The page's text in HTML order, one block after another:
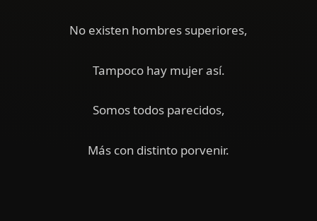
No existen hombres superiores,
Tampoco hay mujer así.
Somos todos parecidos,
Más con distinto porvenir.